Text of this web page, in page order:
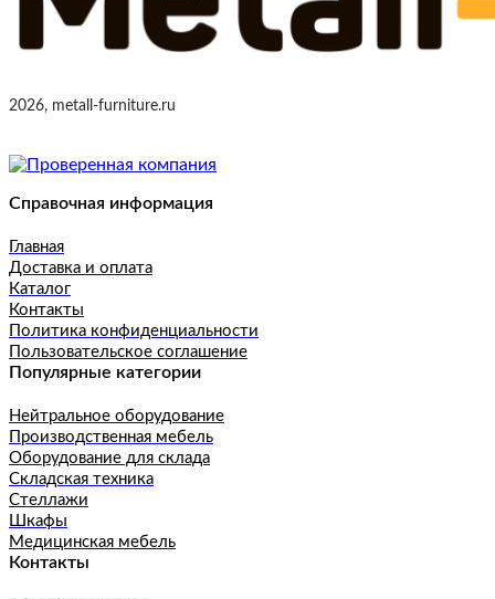
2026, metall-furniture.ru
Справочная информация
Главная
Доставка и оплата
Каталог
Контакты
Политика конфиденциальности
Пользовательское соглашение
Популярные категории
Нейтральное оборудование
Производственная мебель
Оборудование для склада
Складская техника
Стеллажи
Шкафы
Медицинская мебель
Контакты